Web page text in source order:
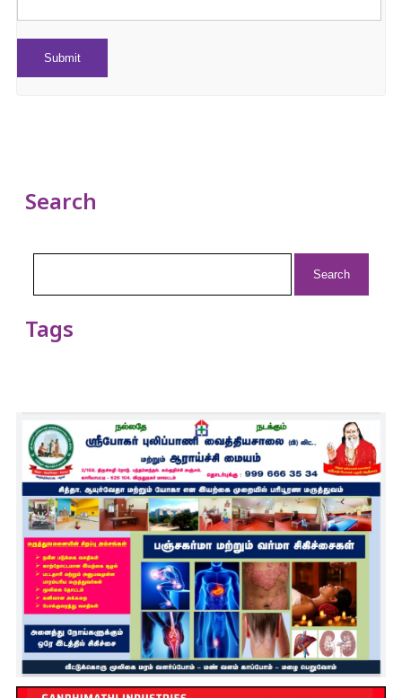
Search
Tags